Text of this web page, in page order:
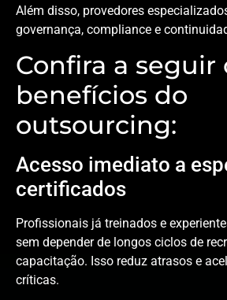
Além disso, provedores
governança, compliance e
Confira a seguir
benefícios do
outsourcing:
Acesso imediato a
certificados
Profissionais já treinados e
sem depender de longos ciclos de
capacitação. Isso reduz atrasos e
críticas.